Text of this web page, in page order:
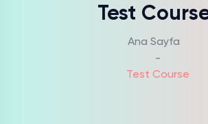
Test
Ana Sayfa
-
Test Course